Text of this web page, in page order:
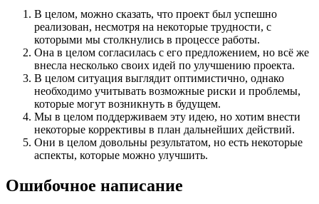
В целом, можно сказать, что проект был успешно
реализован, несмотря на некоторые трудности, с
которыми мы столкнулись в процессе работы.
Она в целом согласилась с его предложением, но всё же
внесла несколько своих идей по улучшению проекта.
В целом ситуация выглядит оптимистично, однако
необходимо учитывать возможные риски и проблемы,
которые могут возникнуть в будущем.
Мы в целом поддерживаем эту идею, но хотим внести
некоторые коррективы в план дальнейших действий.
Они в целом довольны результатом, но есть некоторые
аспекты, которые можно улучшить.
Ошибочное написание